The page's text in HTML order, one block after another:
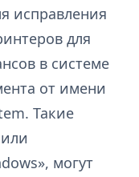
исправления
для
в системе
от имени
Такие
могут